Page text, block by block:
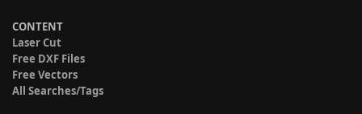
CONTENT
Laser Cut
Free DXF Files
Free Vectors
All Searches/Tags